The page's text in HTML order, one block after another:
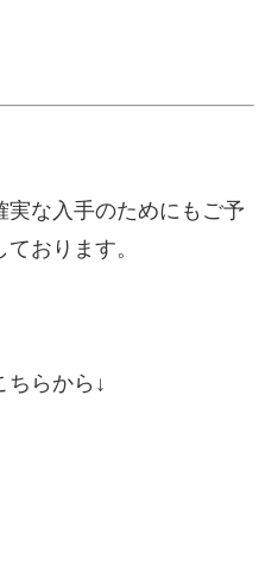
な入手のためにもご予
おります。
ちらから↓